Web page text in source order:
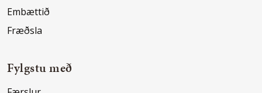
Embættið
Fræðsla
Fylgstu með